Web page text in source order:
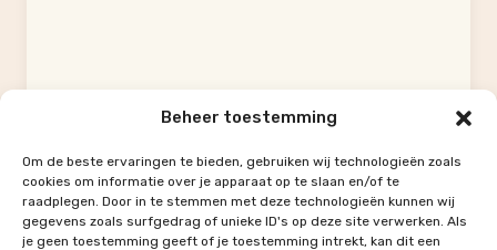
Beheer toestemming
Om de beste ervaringen te bieden, gebruiken wij technologieën zoals
cookies om informatie over je apparaat op te slaan en/of te
raadplegen. Door in te stemmen met deze technologieën kunnen wij
gegevens zoals surfgedrag of unieke ID's op deze site verwerken. Als
je geen toestemming geeft of je toestemming intrekt, kan dit een
P.C. Im Silver